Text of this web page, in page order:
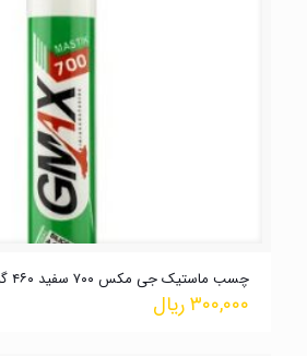
چسب ماستیک جی مکس ۷۰۰ سفید ۴۶۰ گرمی
۳۰۰,۰۰۰ریال